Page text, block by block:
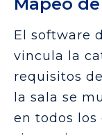
El software
vincula la
requisitos
la sala se
en todos los